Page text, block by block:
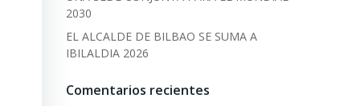
2030
EL ALCALDE DE BILBAO SE SUMA A
IBILALDIA 2026
Comentarios recientes